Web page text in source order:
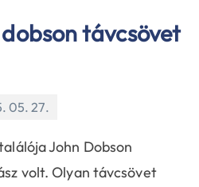
távcsövet
05. 27.
John Dobson
volt. Olyan távcsövet